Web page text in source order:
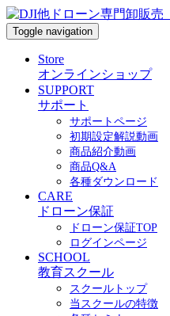
Toggle navigation
Store
オンラインショップ
SUPPORT
サポート
サポートページ
初期設定解説動画
商品紹介動画
商品Q&A
各種ダウンロード
CARE
ドローン保証
ドローン保証TOP
ログインページ
SCHOOL
教育スクール
スクールトップ
当スクールの特徴